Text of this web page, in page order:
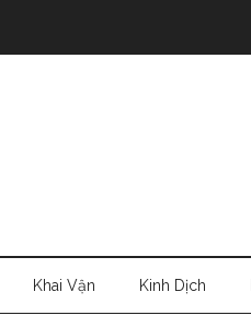
Khai Vận Kinh Dịch